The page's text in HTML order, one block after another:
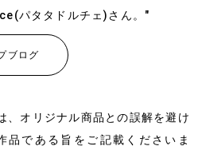
パタタドルチェ)さん。"
ブログ
、オリジナル商品との誤解を避け
品である旨をご記載くださいま